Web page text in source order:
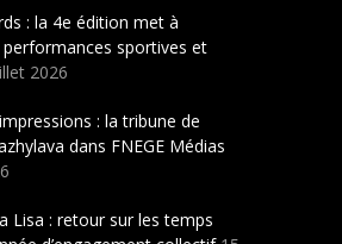
: la 4e édition met à
performances sportives et
2026
: la tribune de
dans FNEGE Médias
Lisa : retour sur les temps